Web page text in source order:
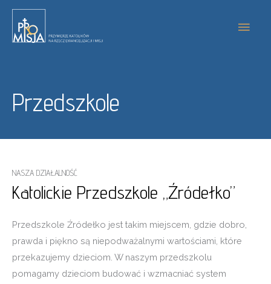
Przedszkole
NASZA DZIAŁALNOŚĆ
Katolickie Przedszkole „Źródełko”
Przedszkole Źródełko jest takim miejscem, gdzie dobro,
prawda i piękno są niepodważalnymi wartościami, które
przekazujemy dzieciom. W naszym przedszkolu
pomagamy dzieciom budować i wzmacniać system